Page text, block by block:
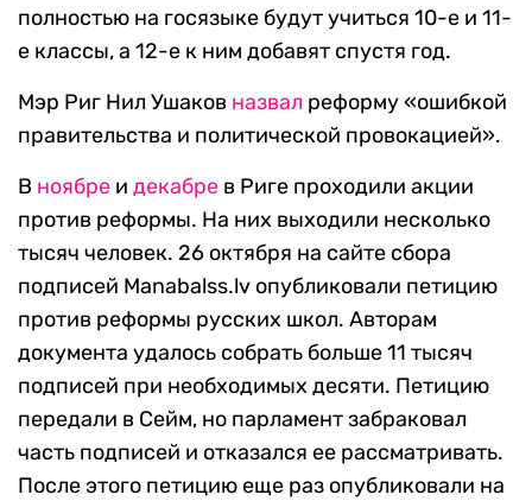
полностью на госязыке будут учиться 10-е и 11-
е классы, а 12-е к ним добавят спустя год.
Мэр Риг Нил Ушаков назвал реформу «ошибкой
правительства и политической провокацией».
В ноябре и декабре в Риге проходили акции
против реформы. На них выходили несколько
тысяч человек. 26 октября на сайте сбора
подписей Manabalss.lv опубликовали петицию
против реформы русских школ. Авторам
документа удалось собрать больше 11 тысяч
подписей при необходимых десяти. Петицию
передали в Сейм, но парламент забраковал
часть подписей и отказался ее рассматривать.
После этого петицию еще раз опубликовали на